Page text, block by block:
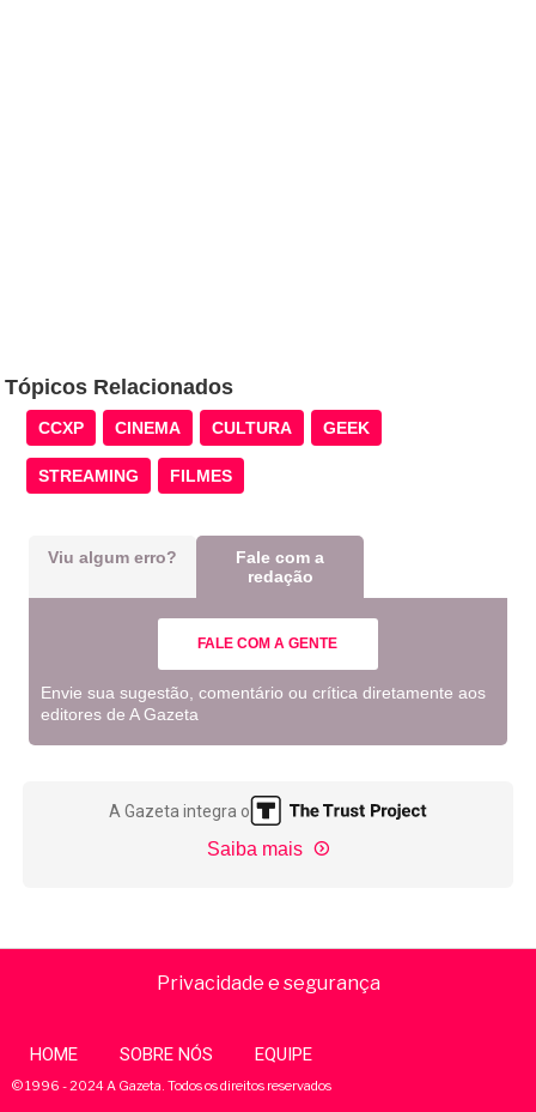
Tópicos Relacionados
CCXP CINEMA CULTURA GEEK
STREAMING FILMES
Viu algum erro?
Fale com a
redação
FALE COM A GENTE
Envie sua sugestão, comentário ou crítica diretamente aos
editores de A Gazeta
A Gazeta integra o
Saiba mais
Privacidade e segurança
HOME SOBRE NÓS EQUIPE
© 1996 - 2024 A Gazeta. Todos os direitos reservados